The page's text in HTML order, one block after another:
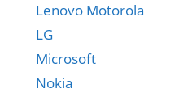
Lenovo Motorola
LG
Microsoft
Nokia